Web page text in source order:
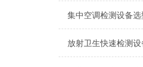
集中空调检测设备选
放射卫生快速检测设